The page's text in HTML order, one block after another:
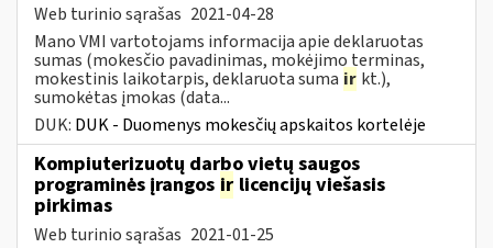
Web turinio sąrašas 2021-04-28
Mano VMI vartotojams informacija apie deklaruotas
sumas (mokesčio pavadinimas, mokėjimo terminas,
mokestinis laikotarpis, deklaruota suma ir kt.),
sumokėtas įmokas (data...
DUK: DUK - Duomenys mokesčių apskaitos kortelėje
Kompiuterizuotų darbo vietų saugos
programinės įrangos ir licencijų viešasis
pirkimas
Web turinio sąrašas 2021-01-25